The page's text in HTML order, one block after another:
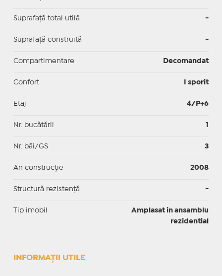
Suprafaţă total utilă -
Suprafaţă construită -
Compartimentare Decomandat
Confort I sporit
Etaj 4/P+6
Nr. bucătării 1
Nr. băi/GS 3
An construcție 2008
Structură rezistență -
Tip imobil
Amplasat in ansamblu
rezidential
INFORMAŢII UTILE